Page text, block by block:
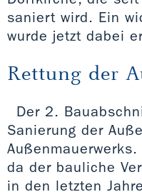
saniert wird. Ein
wurde jetzt dabei
Rettung der
Der 2.
Sanierung der
da der bauliche
in den letzten